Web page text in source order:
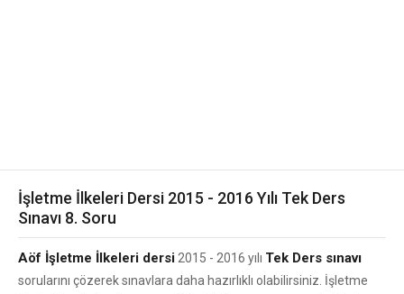
İşletme İlkeleri Dersi 2015 - 2016 Yılı Tek Ders
Sınavı 8. Soru
Aöf İşletme İlkeleri dersi 2015 - 2016 yılı Tek Ders sınavı
sorularını çözerek sınavlara daha hazırlıklı olabilirsiniz. İşletme